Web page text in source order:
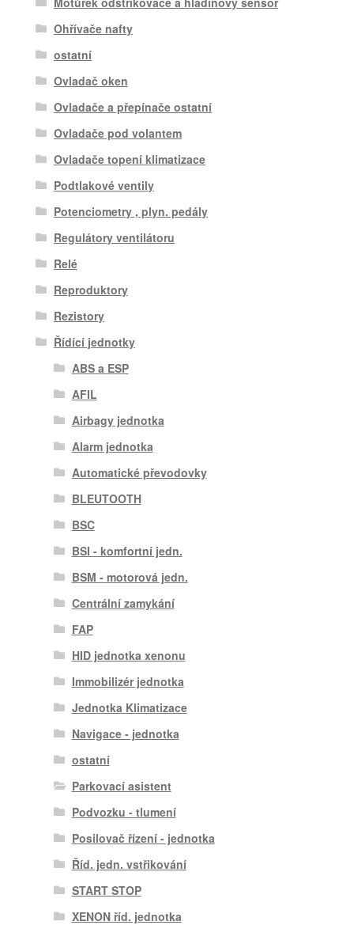
Ohřívače nafty
ostatní
Ovladač oken
Ovladače a přepínače ostatní
Ovladače pod volantem
Ovladače topení klimatizace
Podtlakové ventily
Potenciometry , plyn. pedály
Regulátory ventilátoru
Relé
Reproduktory
Rezistory
Řídící jednotky
ABS a ESP
AFIL
Airbagy jednotka
Alarm jednotka
Automatické převodovky
BLEUTOOTH
BSC
BSI - komfortní jedn.
BSM - motorová jedn.
Centrální zamykání
FAP
HID jednotka xenonu
Immobilizér jednotka
Jednotka Klimatizace
Navigace - jednotka
ostatní
Parkovací asistent
Podvozku - tlumení
Posilovač řízení - jednotka
Říd. jedn. vstřikování
START STOP
XENON říd. jednotka